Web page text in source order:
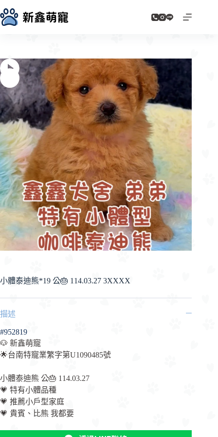
至
容
小體泰迪熊*19 公🎂 114.03.27 3XXXX
描述
#952819
🐶 新鑫萌寵
🌟台南特寵業繁字第U1090485號
小體泰迪熊 公🎂 114.03.27
💗 特有小體品種
💗 推薦小戶型家庭
💗 貴賓、比熊 我都要